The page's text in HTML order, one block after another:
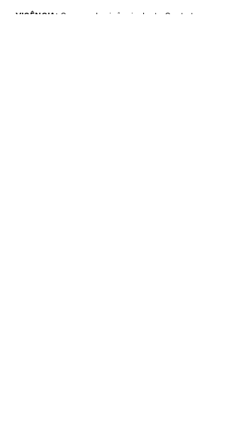
VIGÊNCIA: O prazo de vigência deste Contrato